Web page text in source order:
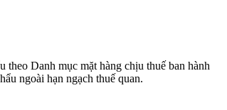
Danh mục mặt hàng chịu thuế ban hành
ngoài hạn ngạch thuế quan.